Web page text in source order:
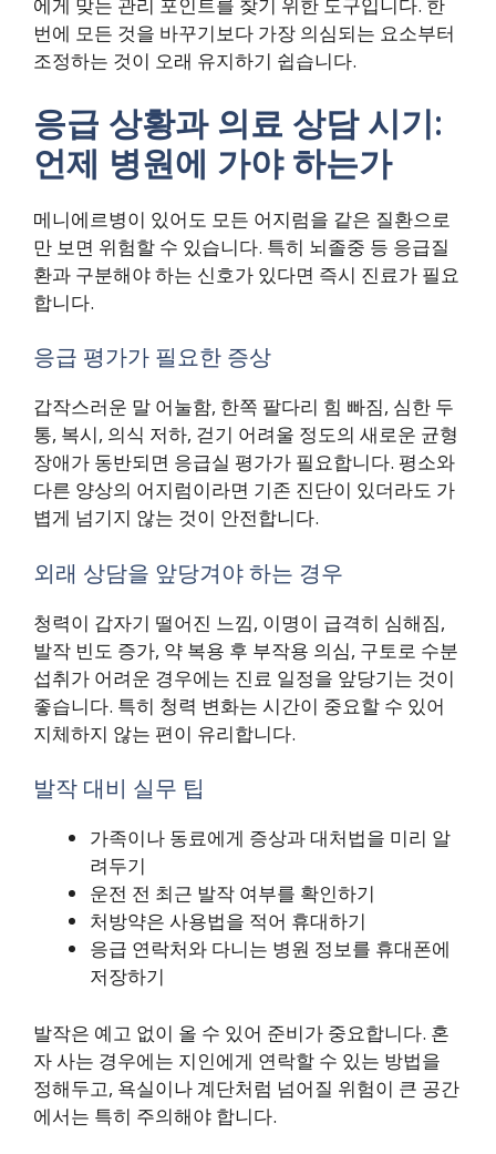
번에 모든 것을 바꾸기보다 가장 의심되는 요소부터
조정하는 것이 오래 유지하기 쉽습니다.
응급 상황과 의료 상담 시기:
언제 병원에 가야 하는가
메니에르병이 있어도 모든 어지럼을 같은 질환으로
만 보면 위험할 수 있습니다. 특히 뇌졸중 등 응급질
환과 구분해야 하는 신호가 있다면 즉시 진료가 필요
합니다.
응급 평가가 필요한 증상
갑작스러운 말 어눌함, 한쪽 팔다리 힘 빠짐, 심한 두
통, 복시, 의식 저하, 걷기 어려울 정도의 새로운 균형
장애가 동반되면 응급실 평가가 필요합니다. 평소와
다른 양상의 어지럼이라면 기존 진단이 있더라도 가
볍게 넘기지 않는 것이 안전합니다.
외래 상담을 앞당겨야 하는 경우
청력이 갑자기 떨어진 느낌, 이명이 급격히 심해짐,
발작 빈도 증가, 약 복용 후 부작용 의심, 구토로 수분
섭취가 어려운 경우에는 진료 일정을 앞당기는 것이
좋습니다. 특히 청력 변화는 시간이 중요할 수 있어
지체하지 않는 편이 유리합니다.
발작 대비 실무 팁
가족이나 동료에게 증상과 대처법을 미리 알
려두기
운전 전 최근 발작 여부를 확인하기
처방약은 사용법을 적어 휴대하기
응급 연락처와 다니는 병원 정보를 휴대폰에
저장하기
발작은 예고 없이 올 수 있어 준비가 중요합니다. 혼
자 사는 경우에는 지인에게 연락할 수 있는 방법을
정해두고, 욕실이나 계단처럼 넘어질 위험이 큰 공간
에서는 특히 주의해야 합니다.